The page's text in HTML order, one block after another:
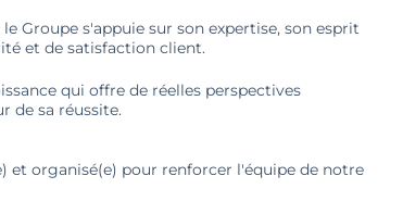
Groupe s'appuie sur son expertise, son esprit
et de satisfaction client.
qui offre de réelles perspectives
de sa réussite.
et organisé(e) pour renforcer l'équipe de notre